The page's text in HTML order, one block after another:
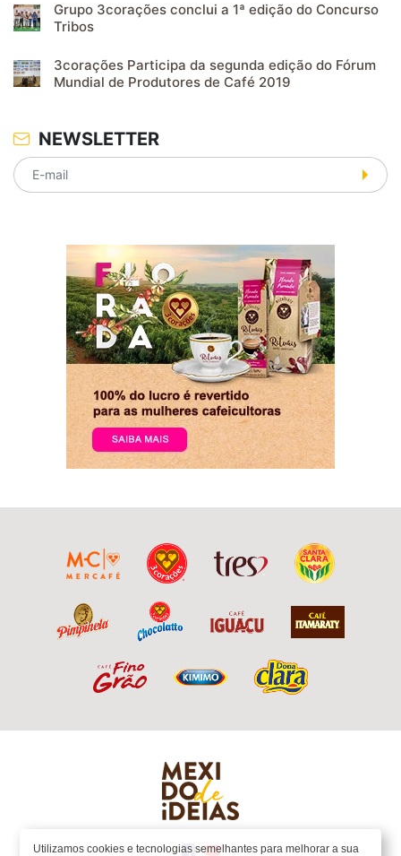
Utilizamos cookies e tecnologias semelhantes para melhorar a sua
Grupo 3corações conclui a 1ª edição do Concurso
Tribos
3corações Participa da segunda edição do Fórum
Mundial de Produtores de Café 2019
NEWSLETTER